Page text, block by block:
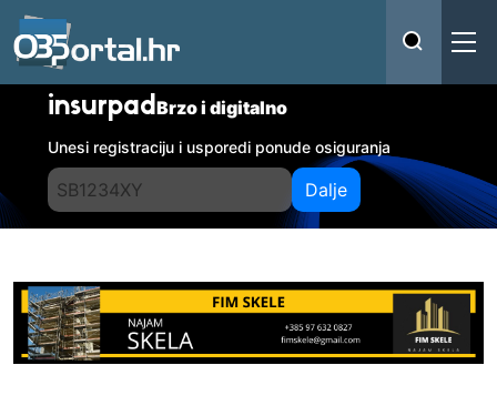
insurpadBrzo i digitalno
Unesi registraciju i usporedi ponude osiguranja
Dalje